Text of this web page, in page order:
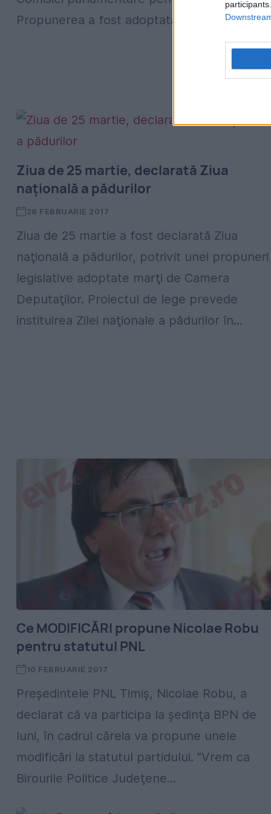
Propunerea a fost adoptată cu 273 de...
Ziua de 25 martie, declarată Ziua
națională a pădurilor
28 FEBRUARIE 2017
Ziua de 25 martie a fost declarată Ziua
naţională a pădurilor, potrivit unei propuneri
legislative adoptate marţi de Camera
Deputaţilor. Proiectul de lege prevede
instituirea Zilei naţionale a pădurilor în...
Ce MODIFICĂRI propune Nicolae Robu
pentru statutul PNL
10 FEBRUARIE 2017
Preşedintele PNL Timiş, Nicolae Robu, a
declarat că va participa la şedinţa BPN de
luni, în cadrul căreia va propune unele
modificări la statutul partidului. ”Vrem ca
Birourile Politice Judeţene...